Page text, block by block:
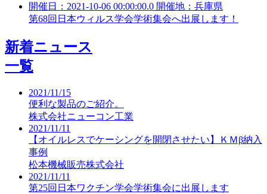
開催日：2021-10-06 00:00:00.0 開催地：兵庫県
第68回日本ウィルス学会学術集会へ出展します！
新着ニュース
一覧
2021/11/15
便利な製品のご紹介。
株式会社ニューコン工業
2021/11/11
【オイルレスでケーシングを開閉させたい】ＫＭβ納入
事例
松本機械販売株式会社
2021/11/11
第25回日本ワクチン学会学術集会に出展します